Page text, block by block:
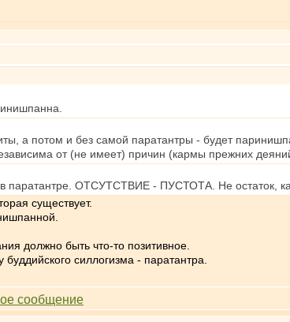
а потом и без самой паратантры - будет
от (не имеет) причин (кармы прежних
ОТСУТСТВИЕ - ПУСТОТА. Не остаток, как
существует.
должно быть что-то позитивное.
силлогизма - паратантра.